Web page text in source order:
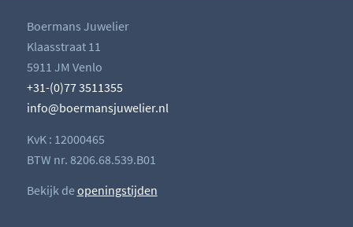
Boermans Juwelier
Klaasstraat 11
5911 JM Venlo
+31-(0)77 3511355
info@boermansjuwelier.nl
KvK : 12000465
BTW nr. 8206.68.539.B01
Bekijk deopeningstijden